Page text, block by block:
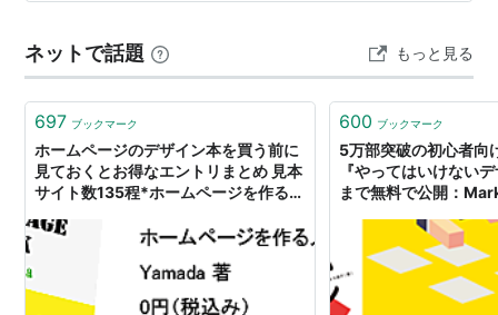
ィ・ウィアー 🎨 デザイン designerのスキルアップ大全
の思考法 ＃100日チャレンジ 🌅 ライフスタイル がんば
らない早起き 世界の一流は「休日」に何をしているのか
…
ネットで話題 もっと見る
697 ブックマーク
ホームページのデザイン本を買う前に
見ておくとお得なエントリまとめ 見本
サイト数135程*ホームページを作る人
600 ブックマーク
5万部突破の初心者向
『やってはいけない
まで無料で公開：